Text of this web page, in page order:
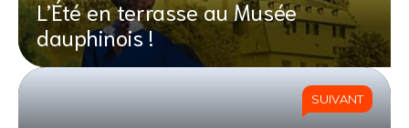
L’Été en terrasse au Musée
dauphinois !
SUIVANT